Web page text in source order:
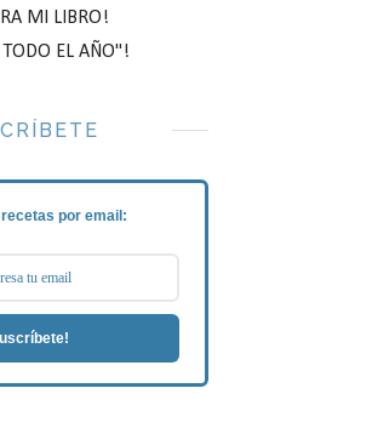
MI LIBRO!
TODO EL AÑO"!
por email: